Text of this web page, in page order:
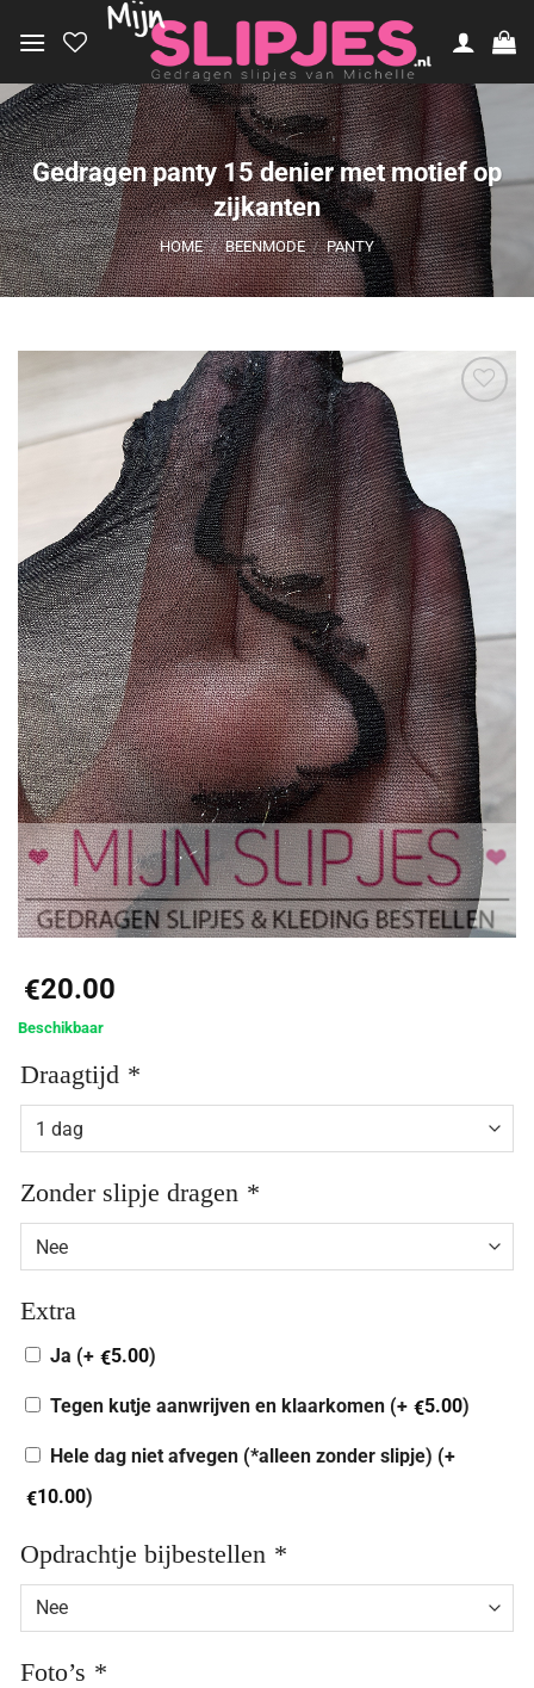
naar
Gedragen panty 15 denier met motief op
zijkanten
HOME / BEENMODE / PANTY
€20.00
Beschikbaar
Draagtijd *
Zonder slipje dragen *
Extra
Ja (+ €5.00)
Tegen kutje aanwrijven en klaarkomen (+ €5.00)
Hele dag niet afvegen (*alleen zonder slipje) (+
€10.00)
Opdrachtje bijbestellen *
Foto’s *